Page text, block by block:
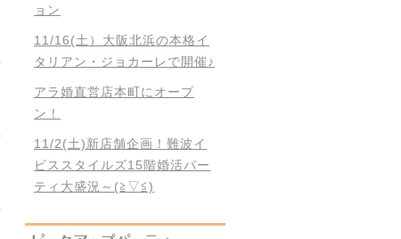
ョン
11/16(土）大阪北浜の本格イ
タリアン・ジョカーレで開催♪
アラ婚直営店本町にオープ
ン！
11/2(土)新店舗企画！難波イ
ビススタイルズ15階婚活パー
ティ大盛況～(≧▽≦)